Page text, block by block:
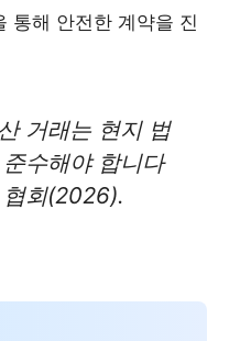
통해 안전한 계약을 진
거래는 현지 법
수해야 합니다
회(2026).